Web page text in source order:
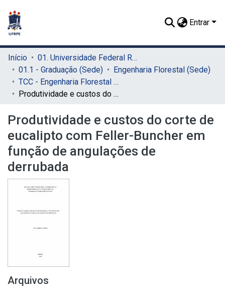
Entrar
Início
01. Universidade Federal Rural de Pernambuco - UFRPE (Sede)
01.1 - Graduação (Sede)
Engenharia Florestal (Sede)
TCC - Engenharia Florestal (Sede)
Produtividade e custos do corte de eucalipto com Feller-Buncher em função de angulações de derrubada
Produtividade e custos do corte de
eucalipto com Feller-Buncher em
função de angulações de
derrubada
Arquivos